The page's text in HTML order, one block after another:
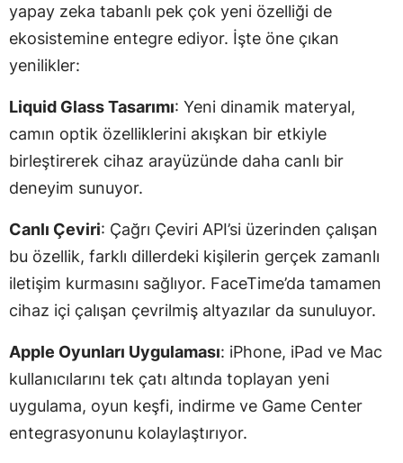
yapay zeka tabanlı pek çok yeni özelliği de
ekosistemine entegre ediyor. İşte öne çıkan
yenilikler:
Liquid Glass Tasarımı: Yeni dinamik materyal,
camın optik özelliklerini akışkan bir etkiyle
birleştirerek cihaz arayüzünde daha canlı bir
deneyim sunuyor.
Canlı Çeviri: Çağrı Çeviri API’si üzerinden çalışan
bu özellik, farklı dillerdeki kişilerin gerçek zamanlı
iletişim kurmasını sağlıyor. FaceTime’da tamamen
cihaz içi çalışan çevrilmiş altyazılar da sunuluyor.
Apple Oyunları Uygulaması: iPhone, iPad ve Mac
kullanıcılarını tek çatı altında toplayan yeni
uygulama, oyun keşfi, indirme ve Game Center
entegrasyonunu kolaylaştırıyor.